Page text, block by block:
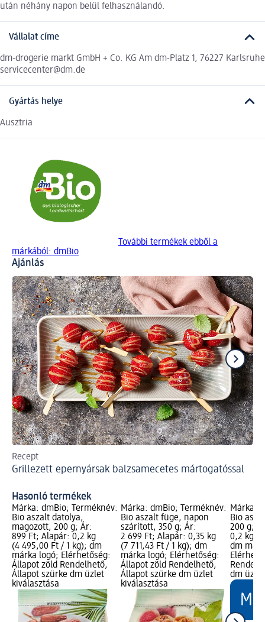
után néhány napon belül felhasználandó.
Vállalat címe
dm-drogerie markt GmbH + Co. KG Am dm-Platz 1, 76227 Karlsruhe
servicecenter@dm.de
Gyártás helye
Ausztria
További termékek ebből a
márkából: dmBio
Ajánlás
Recept
Grillezett epernyársak balzsamecetes mártogatóssal
Hasonló termékek
Márka: dmBio; Terméknév:
Bio aszalt datolya,
magozott, 200 g; Ár:
899 Ft; Alapár: 0,2 kg
(4 495,00 Ft / 1 kg); dm
márka logó; Elérhetőség:
Állapot zöld Rendelhető,
Állapot szürke dm üzlet
kiválasztása
Márka: dmBio; Terméknév:
Bio aszalt füge, napon
szárított, 350 g; Ár:
2 699 Ft; Alapár: 0,35 kg
(7 711,43 Ft / 1 kg); dm
márka logó; Elérhetőség:
Állapot zöld Rendelhető,
Állapot szürke dm üzlet
kiválasztása
Márka:
Bio
200 g;
0,2 kg
dm
dm